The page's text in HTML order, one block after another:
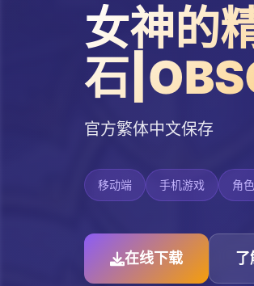
女神的
石
官方繁体中文保存
移动端 手机游戏 角
在线下载 了